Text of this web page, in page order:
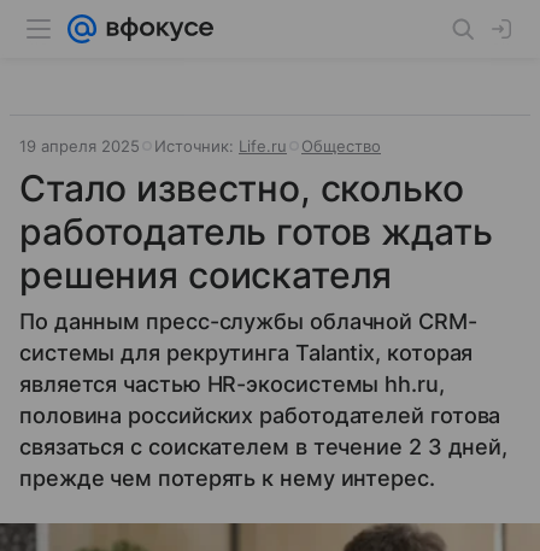
19 апреля 2025 Источник: Life.ru Общество
Стало известно, сколько
работодатель готов ждать
решения соискателя
По данным пресс-службы облачной CRM-
системы для рекрутинга Talantix, которая
является частью HR-экосистемы hh.ru,
половина российских работодателей готова
связаться с соискателем в течение 2 3 дней,
прежде чем потерять к нему интерес.